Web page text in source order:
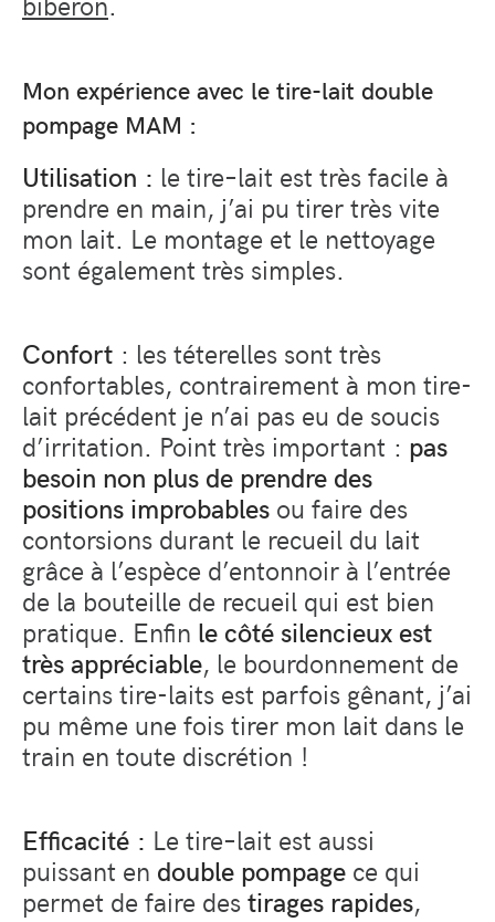
Mon expérience avec le tire-lait double
pompage MAM :
Utilisation : le tire–lait est très facile à
prendre en main, j’ai pu tirer très vite
mon lait. Le montage et le nettoyage
sont également très simples.
Confort : les téterelles sont très
confortables, contrairement à mon tire-
lait précédent je n’ai pas eu de soucis
d’irritation. Point très important : pas
besoin non plus de prendre des
positions improbables ou faire des
contorsions durant le recueil du lait
grâce à l’espèce d’entonnoir à l’entrée
de la bouteille de recueil qui est bien
pratique. Enfin le côté silencieux est
très appréciable, le bourdonnement de
certains tire-laits est parfois gênant, j’ai
pu même une fois tirer mon lait dans le
train en toute discrétion !
Efficacité : Le tire–lait est aussi
puissant en double pompage ce qui
permet de faire destirages rapides,